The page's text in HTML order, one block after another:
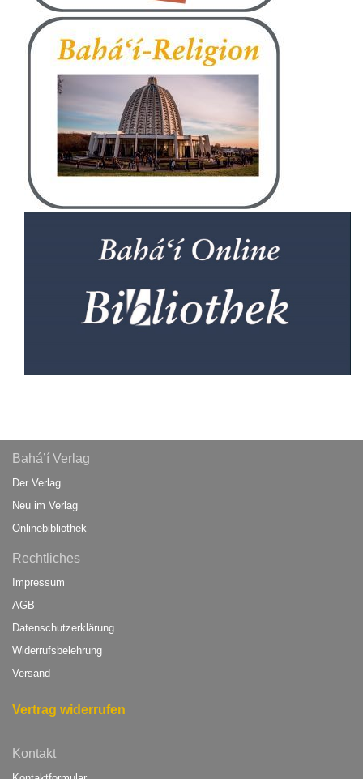
Bahá’í Verlag
Der Verlag
Neu im Verlag
Onlinebibliothek
Rechtliches
Impressum
AGB
Datenschutzerklärung
Widerrufsbelehrung
Versand
Vertrag widerrufen
Kontakt